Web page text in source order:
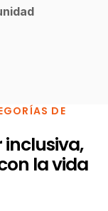
DE
inclusiva,
la vida